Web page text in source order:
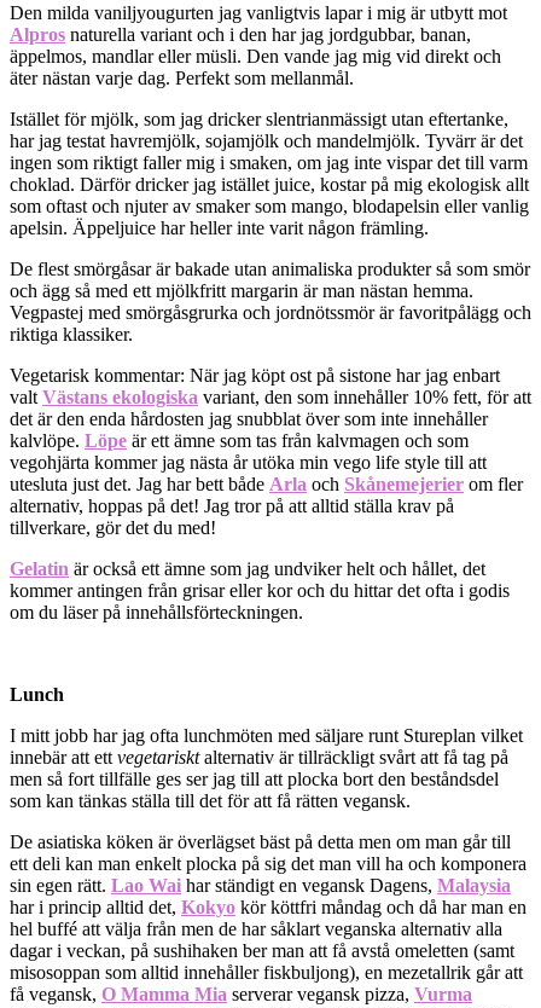
Den milda vaniljyougurten jag vanligtvis lapar i mig är utbytt mot
Alpros naturella variant och i den har jag jordgubbar, banan,
äppelmos, mandlar eller müsli. Den vande jag mig vid direkt och
äter nästan varje dag. Perfekt som mellanmål.
Istället för mjölk, som jag dricker slentrianmässigt utan eftertanke,
har jag testat havremjölk, sojamjölk och mandelmjölk. Tyvärr är det
ingen som riktigt faller mig i smaken, om jag inte vispar det till varm
choklad. Därför dricker jag istället juice, kostar på mig ekologisk allt
som oftast och njuter av smaker som mango, blodapelsin eller vanlig
apelsin. Äppeljuice har heller inte varit någon främling.
De flest smörgåsar är bakade utan animaliska produkter så som smör
och ägg så med ett mjölkfritt margarin är man nästan hemma.
Vegpastej med smörgåsgrurka och jordnötssmör är favoritpålägg och
riktiga klassiker.
Vegetarisk kommentar: När jag köpt ost på sistone har jag enbart
valt Västans ekologiska variant, den som innehåller 10% fett, för att
det är den enda hårdosten jag snubblat över som inte innehåller
kalvlöpe. Löpe är ett ämne som tas från kalvmagen och som
vegohjärta kommer jag nästa år utöka min vego life style till att
utesluta just det. Jag har bett både Arla och Skånemejerier om fler
alternativ, hoppas på det! Jag tror på att alltid ställa krav på
tillverkare, gör det du med!
Gelatin är också ett ämne som jag undviker helt och hållet, det
kommer antingen från grisar eller kor och du hittar det ofta i godis
om du läser på innehållsförteckningen.
Lunch
I mitt jobb har jag ofta lunchmöten med säljare runt Stureplan vilket
innebär att ett vegetarisktalternativ är tillräckligt svårt att få tag på
men så fort tillfälle ges ser jag till att plocka bort den beståndsdel
som kan tänkas ställa till det för att få rätten vegansk.
De asiatiska köken är överlägset bäst på detta men om man går till
ett deli kan man enkelt plocka på sig det man vill ha och komponera
sin egen rätt. Lao Wai har ständigt en vegansk Dagens, Malaysia
har i princip alltid det, Kokyo kör köttfri måndag och då har man en
hel buffé att välja från men de har såklart veganska alternativ alla
dagar i veckan, på sushihaken ber man att få avstå omeletten (samt
misosoppan som alltid innehåller fiskbuljong), en mezetallrik går att
få vegansk, O Mamma Mia serverar vegansk pizza, Vurma